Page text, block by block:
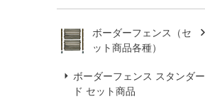
ボーダーフェンス（セ
ット商品各種）
ボーダーフェンス スタンダー
ド セット商品